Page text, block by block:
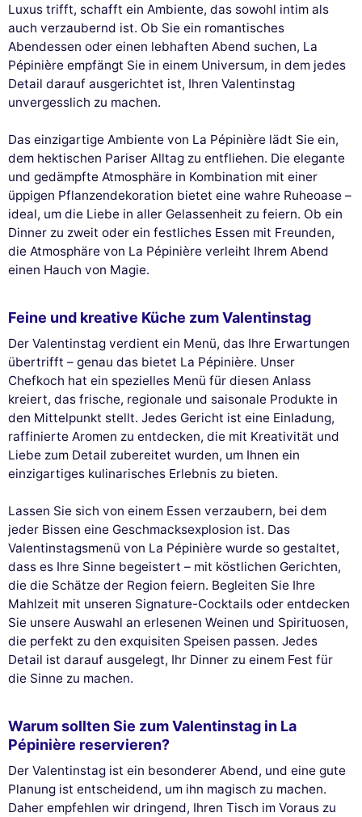
Luxus trifft, schafft ein Ambiente, das sowohl intim als
auch verzaubernd ist. Ob Sie ein romantisches
Abendessen oder einen lebhaften Abend suchen, La
Pépinière empfängt Sie in einem Universum, in dem jedes
Detail darauf ausgerichtet ist, Ihren Valentinstag
unvergesslich zu machen.
Das einzigartige Ambiente von La Pépinière lädt Sie ein,
dem hektischen Pariser Alltag zu entfliehen. Die elegante
und gedämpfte Atmosphäre in Kombination mit einer
üppigen Pflanzendekoration bietet eine wahre Ruheoase –
ideal, um die Liebe in aller Gelassenheit zu feiern. Ob ein
Dinner zu zweit oder ein festliches Essen mit Freunden,
die Atmosphäre von La Pépinière verleiht Ihrem Abend
einen Hauch von Magie.
Feine und kreative Küche zum Valentinstag
Der Valentinstag verdient ein Menü, das Ihre Erwartungen
übertrifft – genau das bietet La Pépinière. Unser
Chefkoch hat ein spezielles Menü für diesen Anlass
kreiert, das frische, regionale und saisonale Produkte in
den Mittelpunkt stellt. Jedes Gericht ist eine Einladung,
raffinierte Aromen zu entdecken, die mit Kreativität und
Liebe zum Detail zubereitet wurden, um Ihnen ein
einzigartiges kulinarisches Erlebnis zu bieten.
Lassen Sie sich von einem Essen verzaubern, bei dem
jeder Bissen eine Geschmacksexplosion ist. Das
Valentinstagsmenü von La Pépinière wurde so gestaltet,
dass es Ihre Sinne begeistert – mit köstlichen Gerichten,
die die Schätze der Region feiern. Begleiten Sie Ihre
Mahlzeit mit unseren Signature-Cocktails oder entdecken
Sie unsere Auswahl an erlesenen Weinen und Spirituosen,
die perfekt zu den exquisiten Speisen passen. Jedes
Detail ist darauf ausgelegt, Ihr Dinner zu einem Fest für
die Sinne zu machen.
Warum sollten Sie zum Valentinstag in La
Pépinière reservieren?
Der Valentinstag ist ein besonderer Abend, und eine gute
Planung ist entscheidend, um ihn magisch zu machen.
Daher empfehlen wir dringend, Ihren Tisch im Voraus zu